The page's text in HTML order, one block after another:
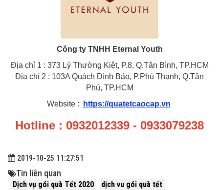
Công ty TNHH Eternal Youth
Địa chỉ 1 : 373 Lý Thường Kiệt, P.8, Q.Tân Bình, TP.HCM
Địa chỉ 2 : 103A Quách Đình Bảo, P.Phú Thạnh, Q.Tân
Phú, TP.HCM
Website :
https://quatetcaocap.vn
Hotline : 0932012339 - 0933079238
2019-10-25 11:27:51
Dịch vụ gói quà Tết 2020
dịch vu gói quà tết
Tin liên quan